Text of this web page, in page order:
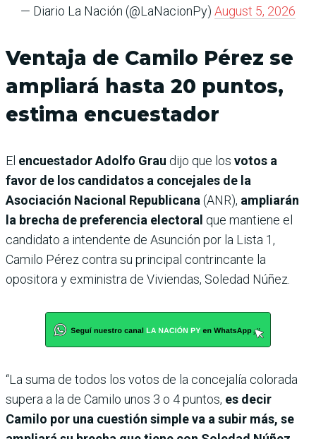
— Diario La Nación (@LaNacionPy) August 5, 2026
Ventaja de Camilo Pérez se
ampliará hasta 20 puntos,
estima encuestador
El encuestador Adolfo Grau dijo que los votos a
favor de los candidatos a concejales de la
Asociación Nacional Republicana(ANR), ampliarán
la brecha de preferencia electoral que mantiene el
candidato a intendente de Asunción por la Lista 1,
Camilo Pérez contra su principal contrincante la
opositora y exministra de Viviendas, Soledad Núñez.
“La suma de todos los votos de la concejalía colorada
supera a la de Camilo unos 3 o 4 puntos, es decir
Camilo por una cuestión simple va a subir más, se